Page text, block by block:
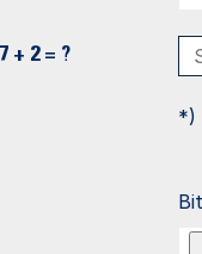
7 + 2 = ?
*)